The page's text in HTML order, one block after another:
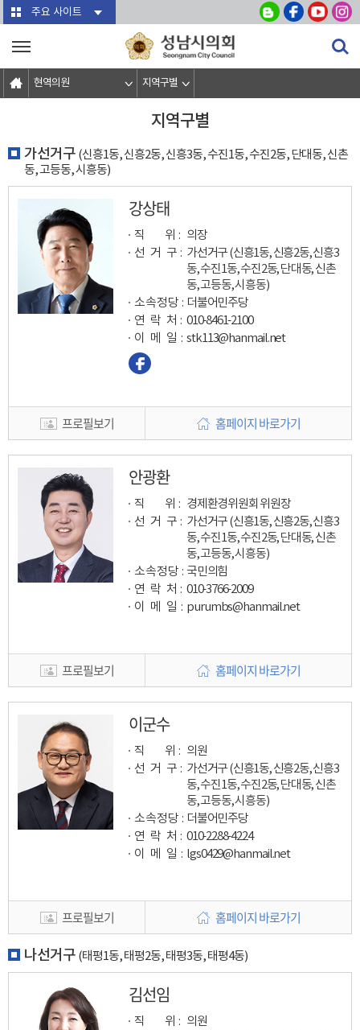
본문바로가기
주요 사이트
현역의원 지역구별
지역구별
가선거구 (신흥1동, 신흥2동, 신흥3동, 수진1동, 수진2동, 단대동, 신촌
동, 고등동, 시흥동)
강상태
직 위 : 의장
선 거 구 : 가선거구 (신흥1동, 신흥2동, 신흥3
동, 수진1동, 수진2동, 단대동, 신촌
동, 고등동, 시흥동)
소속정당 : 더불어민주당
연 락 처 : 010-8461-2100
이 메 일 : stk113@hanmail.net
프로필보기 홈페이지 바로가기
안광환
직 위 : 경제환경위원회 위원장
선 거 구 : 가선거구 (신흥1동, 신흥2동, 신흥3
동, 수진1동, 수진2동, 단대동, 신촌
동, 고등동, 시흥동)
소속정당 : 국민의힘
연 락 처 : 010-3766-2009
이 메 일 : purumbs@hanmail.net
프로필보기 홈페이지 바로가기
이군수
직 위 : 의원
선 거 구 : 가선거구 (신흥1동, 신흥2동, 신흥3
동, 수진1동, 수진2동, 단대동, 신촌
동, 고등동, 시흥동)
소속정당 : 더불어민주당
연 락 처 : 010-2288-4224
이 메 일 : lgs0429@hanmail.net
프로필보기 홈페이지 바로가기
나선거구 (태평1동, 태평2동, 태평3동, 태평4동)
김선임
직 위 : 의원